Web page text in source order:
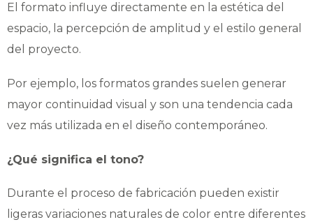
El formato influye directamente en la estética del
espacio, la percepción de amplitud y el estilo general
del proyecto.
Por ejemplo, los formatos grandes suelen generar
mayor continuidad visual y son una tendencia cada
vez más utilizada en el diseño contemporáneo.
¿Qué significa el tono?
Durante el proceso de fabricación pueden existir
ligeras variaciones naturales de color entre diferentes